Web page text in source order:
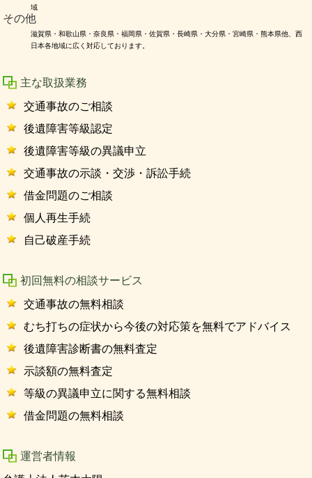
域
その他
滋賀県・和歌山県・奈良県・福岡県・佐賀県・長崎県・大分県・宮崎県・熊本県他、西
日本各地域に広く対応しております。
主な取扱業務
交通事故のご相談
後遺障害等級認定
後遺障害等級の異議申立
交通事故の示談・交渉・訴訟手続
借金問題のご相談
個人再生手続
自己破産手続
初回無料の相談サービス
交通事故の無料相談
むち打ちの症状から今後の対応策を無料でアドバイス
後遺障害診断書の無料査定
示談額の無料査定
等級の異議申立に関する無料相談
借金問題の無料相談
運営者情報